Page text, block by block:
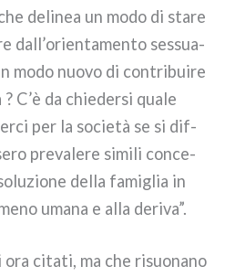
deli­nea un modo di sta­re
dall’orientamento ses­sua­
modo nuo­vo di con­tri­bui­re
C’è da chie­der­si qua­le
per la socie­tà se si dif­
pre­va­le­re simi­li con­ce­
del­la fami­glia in
uma­na e alla deri­va”.
cita­ti, ma che risuo­na­no